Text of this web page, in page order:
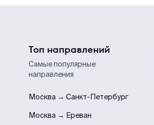
Топ направлений
Самые популярные
направления
Москва → Санкт-Петербург
Москва → Ереван